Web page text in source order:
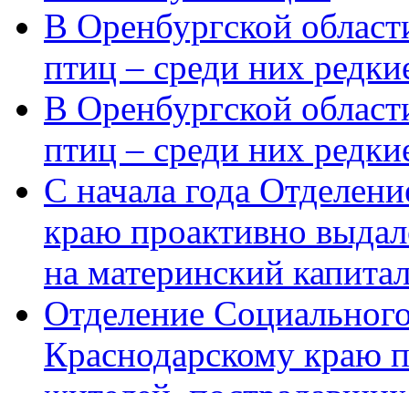
В Оренбургской
птиц – среди них
В Оренбургской
птиц – среди них
С начала года
краю проактивно
на материнский
Отделение
Краснодарскому краю